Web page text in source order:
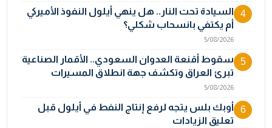
4
السيادة تحت النار.. هل ينهي أيلول النفوذ الأميركي
أم يكتفي بانسحاب شكلي؟
5/08/2026
5
سقوط أقنعة العدوان السعودي.. الأقمار الصناعية
تبرئ العراق وتكشف جهة انطلاق المسيرات
5/08/2026
6
أوبك بلس يتجه لرفع إنتاج النفط في أيلول قبل
تعليق الزيادات